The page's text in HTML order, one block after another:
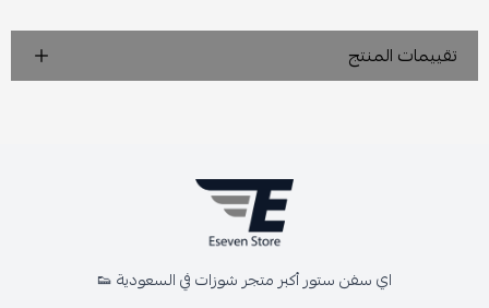
تقييمات المنتج
اي سفن ستور أكبر متجر شوزات في السعودية 👟